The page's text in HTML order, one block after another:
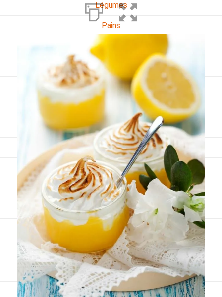
Légumes
Pains
Plats
Poissons, coquillages, crustacés
Régime
Sans gluten
Sans lactose
Sans sel
Sauces et accompagnements
Végétarien
Viandes
Pratique
Mesures conversions
Lexique des différents termes de cuisine
Service du vin